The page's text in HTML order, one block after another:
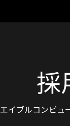
採
エイブルコンピュ